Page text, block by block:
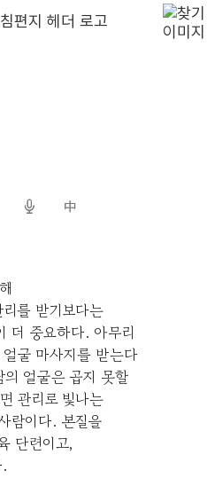
를 받기보다는
더 중요하다. 아무리
굴 마사지를 받는다
의 얼굴은 곱지 못할
관리로 빛나는
람이다. 본질을
단련이고,